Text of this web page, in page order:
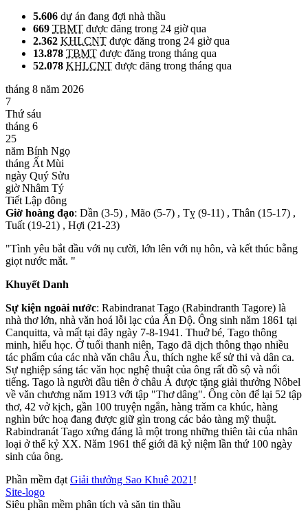
5.606 dự án đang đợi nhà thầu
669 TBMT được đăng trong 24 giờ qua
2.362 KHLCNT được đăng trong 24 giờ qua
13.878 TBMT được đăng trong tháng qua
52.078 KHLCNT được đăng trong tháng qua
tháng 8 năm 2026
7
Thứ sáu
tháng 6
25
năm Bính Ngọ
tháng Ất Mùi
ngày Quý Sửu
giờ Nhâm Tý
Tiết Lập đông
Giờ hoàng đạo: Dần (3-5) , Mão (5-7) , Tỵ (9-11) , Thân (15-17) ,
Tuất (19-21) , Hợi (21-23)
"Tình yêu bắt đầu với nụ cười, lớn lên với nụ hôn, và kết thúc bằng
giọt nước mắt. "
Khuyết Danh
Sự kiện ngoài nước: Rabindranat Tago (Rabindranth Tagore) là
nhà thơ lớn, nhà vǎn hoá lỗi lạc của Ấn Độ. Ông sinh nǎm 1861 tại
Canquitta, và mất tại đây ngày 7-8-1941. Thuở bé, Tago thông
minh, hiếu học. Ở tuổi thanh niên, Tago đã dịch thông thạo nhiều
tác phẩm của các nhà vǎn châu Âu, thích nghe kể sử thi và dân ca.
Sự nghiệp sáng tác vǎn học nghệ thuật của ông rất đồ sộ và nổi
tiếng. Tago là người đầu tiên ở châu Á được tặng giải thưởng Nôbel
về vǎn chương nǎm 1913 với tập "Thơ dâng". Ông còn để lại 52 tập
thơ, 42 vở kịch, gần 100 truyện ngắn, hàng trǎm ca khúc, hàng
nghìn bức hoạ đang được giữ gìn trong các bảo tàng mỹ thuật.
Rabindranát Tago xứng đáng là một trong những thiên tài của nhân
loại ở thế kỷ XX. Nǎm 1961 thế giới đã kỷ niệm lần thứ 100 ngày
sinh của ông.
Phần mềm đạt Giải thưởng Sao Khuê 2021 !
Site-logo
Siêu phần mềm phân tích và săn tin thầu